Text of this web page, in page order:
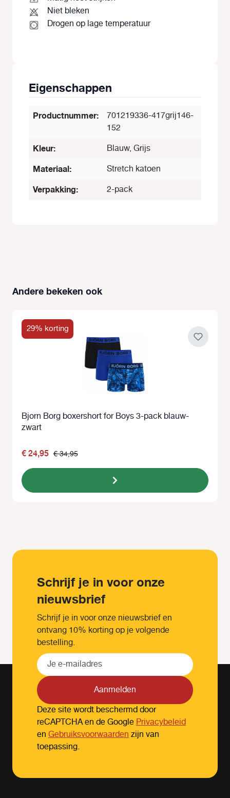
Niet bleken
Drogen op lage temperatuur
Eigenschappen
Productnummer:
701219336-417grij146-
152
Kleur: Blauw, Grijs
Materiaal: Stretch katoen
Verpakking: 2-pack
Productgalerij overslaan
Andere bekeken ook
29% korting
Bjorn Borg boxershort for Boys 3-pack blauw-
zwart
€ 24,95 € 34,95
Schrijf je in voor onze
nieuwsbrief
Schrijf je in voor onze nieuwsbrief en
ontvang 10% korting op je volgende
bestelling.
Aanmelden
Deze site wordt beschermd door
reCAPTCHA en de GooglePrivacybeleid
en Gebruiksvoorwaardenzijn van
toepassing.